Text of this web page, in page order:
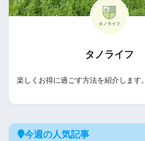
タノライフ
楽しくお得に過ごす方法を紹介します。
今週の人気記事